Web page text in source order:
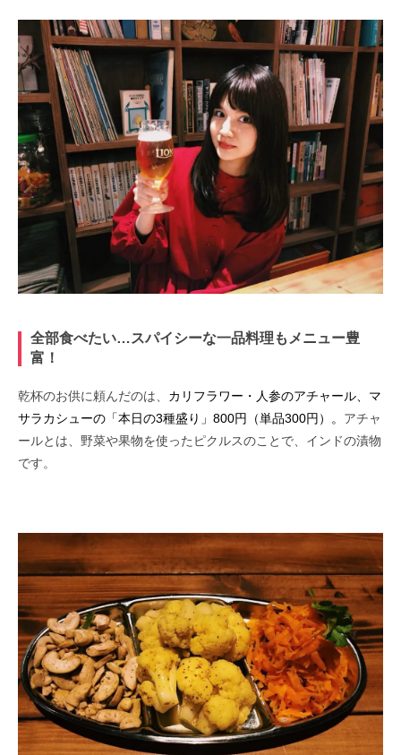
全部食べたい…スパイシーな一品料理もメニュー豊
富！
乾杯のお供に頼んだのは、 カリフラワー・人参のアチャール、マ
サラカシューの「本日の3種盛り」800円（単品300円）。 アチャ
ールとは、野菜や果物を使ったピクルスのことで、インドの漬物
です。